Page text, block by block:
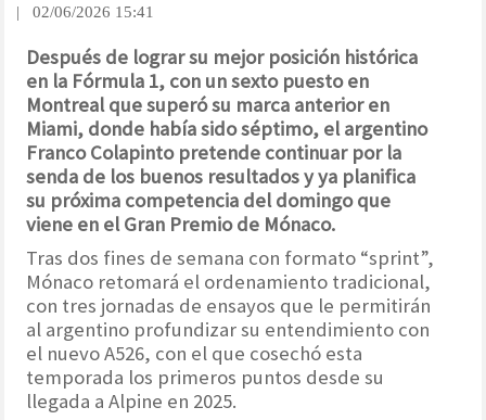
| 02/06/2026 15:41
Después de lograr su mejor posición histórica
en la Fórmula 1, con un sexto puesto en
Montreal que superó su marca anterior en
Miami, donde había sido séptimo, el argentino
Franco Colapinto pretende continuar por la
senda de los buenos resultados y ya planifica
su próxima competencia del domingo que
viene en el Gran Premio de Mónaco.
Tras dos fines de semana con formato “sprint”,
Mónaco retomará el ordenamiento tradicional,
con tres jornadas de ensayos que le permitirán
al argentino profundizar su entendimiento con
el nuevo A526, con el que cosechó esta
temporada los primeros puntos desde su
llegada a Alpine en 2025.